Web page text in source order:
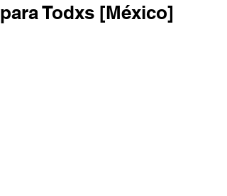
para Todxs [México]